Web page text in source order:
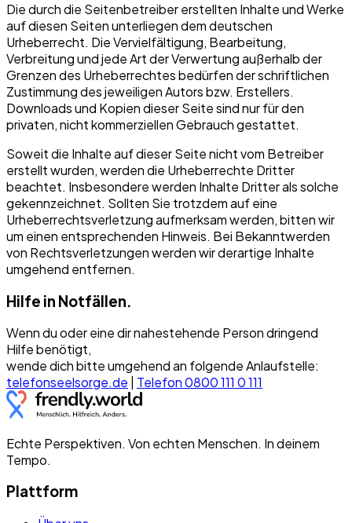
Die durch die Seitenbetreiber erstellten Inhalte und Werke
auf diesen Seiten unterliegen dem deutschen
Urheberrecht. Die Vervielfältigung, Bearbeitung,
Verbreitung und jede Art der Verwertung außerhalb der
Grenzen des Urheberrechtes bedürfen der schriftlichen
Zustimmung des jeweiligen Autors bzw. Erstellers.
Downloads und Kopien dieser Seite sind nur für den
privaten, nicht kommerziellen Gebrauch gestattet.
Soweit die Inhalte auf dieser Seite nicht vom Betreiber
erstellt wurden, werden die Urheberrechte Dritter
beachtet. Insbesondere werden Inhalte Dritter als solche
gekennzeichnet. Sollten Sie trotzdem auf eine
Urheberrechtsverletzung aufmerksam werden, bitten wir
um einen entsprechenden Hinweis. Bei Bekanntwerden
von Rechtsverletzungen werden wir derartige Inhalte
umgehend entfernen.
Hilfe in Notfällen.
Wenn du oder eine dir nahestehende Person dringend
Hilfe benötigt,
wende dich bitte umgehend an folgende Anlaufstelle:
telefonseelsorge.de
Telefon 0800 111 0 111
Echte Perspektiven. Von echten Menschen. In deinem
Tempo.
Plattform